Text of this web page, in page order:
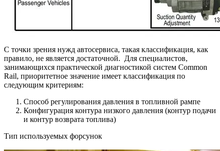
С точки зрения нужд автосервиса, такая классификация, как
правило, не является достаточной. Для специалистов,
занимающихся практической диагностикой систем Common
Rail, приоритетное значение имеет классификация по
следующим критериям:
Способ регулирования давления в топливной рампе
Конфигурация контура низкого давления (контур подачи
и контур возврата топлива)
Тип используемых форсунок